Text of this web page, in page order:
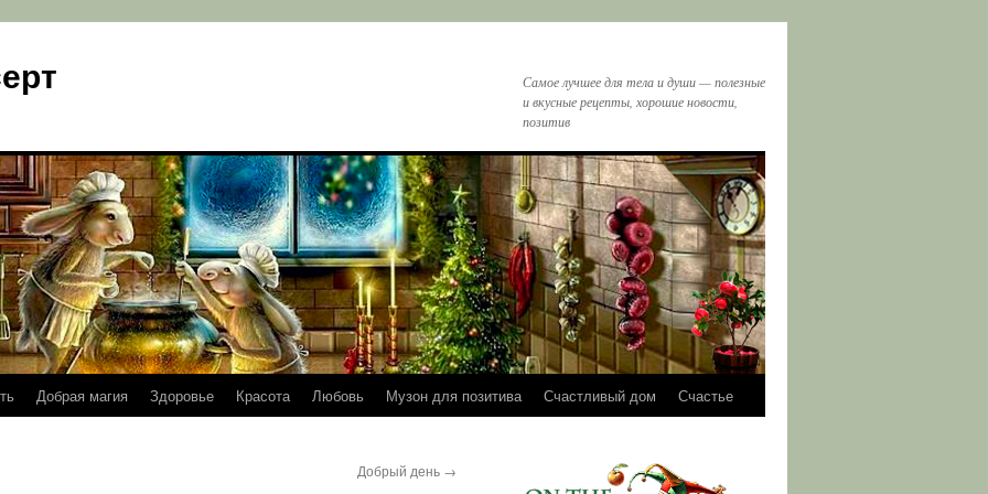
Самое лучшее для тела и души — полезные
и вкусные рецепты, хорошие новости,
позитив
Добрая магия Здоровье Красота Любовь Музон для позитива Счастливый дом Счастье
Добрый день →